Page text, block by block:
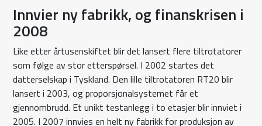
Innvier ny fabrikk, og finanskrisen i
2008
Like etter årtusenskiftet blir det lansert flere tiltrotatorer
som følge av stor etterspørsel. I 2002 startes det
datterselskap i Tyskland. Den lille tiltrotatoren RT20 blir
lansert i 2003, og proporsjonalsystemet får et
gjennombrudd. Et unikt testanlegg i to etasjer blir innviet i
2005. I 2007 innvies en helt ny fabrikk for produksjon av